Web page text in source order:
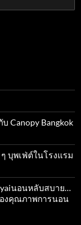
Canopy Bangkok
บุพเฟ่ต์ในโรงแรม
นอนหลับสบาย…
องคุณภาพการนอน